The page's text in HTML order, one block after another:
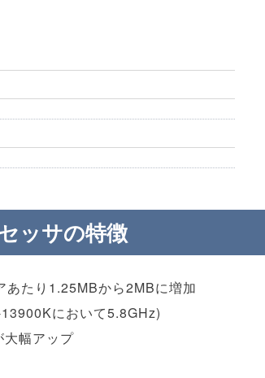
ッサの特徴
あたり1.25MBから2MBに増加
において5.8GHz)
大幅アップ